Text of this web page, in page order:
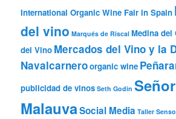
International Organic Wine Fair in Spain
del vino Marqués de Riscal Medina del
del Vino Mercados del Vino y la
Navalcarneroorganic wine
publicidad de vinos Seth Godin
MalauvaSocial Media Taller